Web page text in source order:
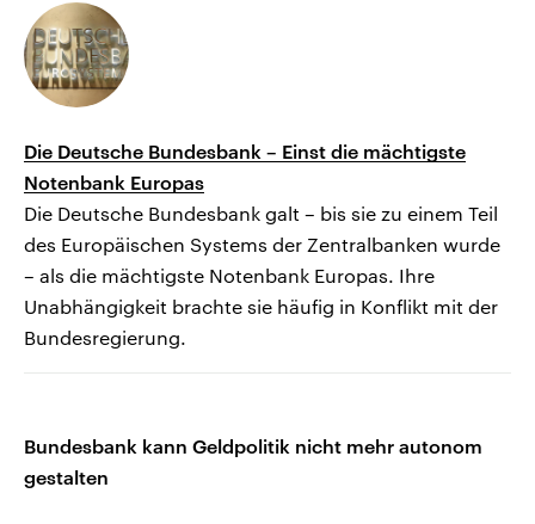
Die Deutsche Bundesbank – Einst die mächtigste
Notenbank Europas
Die Deutsche Bundesbank galt – bis sie zu einem Teil
des Europäischen Systems der Zentralbanken wurde
– als die mächtigste Notenbank Europas. Ihre
Unabhängigkeit brachte sie häufig in Konflikt mit der
Bundesregierung.
Bundesbank kann Geldpolitik nicht mehr autonom
gestalten